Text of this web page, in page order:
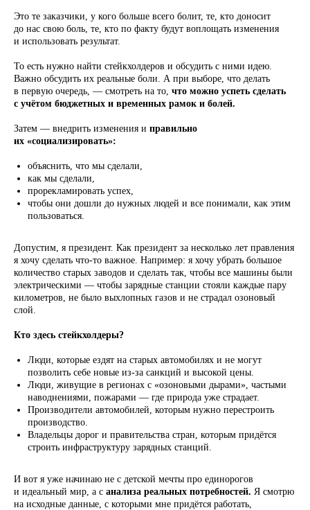
Это те заказчики, у кого больше всего болит, те, кто доносит
до нас свою боль, те, кто по факту будут воплощать изменения
и использовать результат.
То есть нужно найти стейкхолдеров и обсудить с ними идею.
Важно обсудить их реальные боли. А при выборе, что делать
в первую очередь, — смотреть на то, что можно успеть сделать
с учётом бюджетных и временных рамок и болей.
Затем — внедрить изменения и правильно
их «социализировать»:
объяснить, что мы сделали,
как мы сделали,
прорекламировать успех,
чтобы они дошли до нужных людей и все понимали, как этим
пользоваться.
Допустим, я президент. Как президент за несколько лет правления
я хочу сделать что-то важное. Например: я хочу убрать большое
количество старых заводов и сделать так, чтобы все машины были
электрическими — чтобы зарядные станции стояли каждые пару
километров, не было выхлопных газов и не страдал озоновый
слой.
Кто здесь стейкхолдеры?
Люди, которые ездят на старых автомобилях и не могут
позволить себе новые из-за санкций и высокой цены.
Люди, живущие в регионах с «озоновыми дырами», частыми
наводнениями, пожарами — где природа уже страдает.
Производители автомобилей, которым нужно перестроить
производство.
Владельцы дорог и правительства стран, которым придётся
строить инфраструктуру зарядных станций.
И вот я уже начинаю не с детской мечты про единорогов
и идеальный мир, а с анализа реальных потребностей. Я смотрю
на исходные данные, с которыми мне придётся работать,
Как обосновать затраты
на юр-функцию:
от зарплаты до стратсессий
Автор: Мария Исупова, руководитель
направления юридического
сопровождения бизнеса группы
компаний GlowByte, преподаватель
Академии юридического
менеджмента